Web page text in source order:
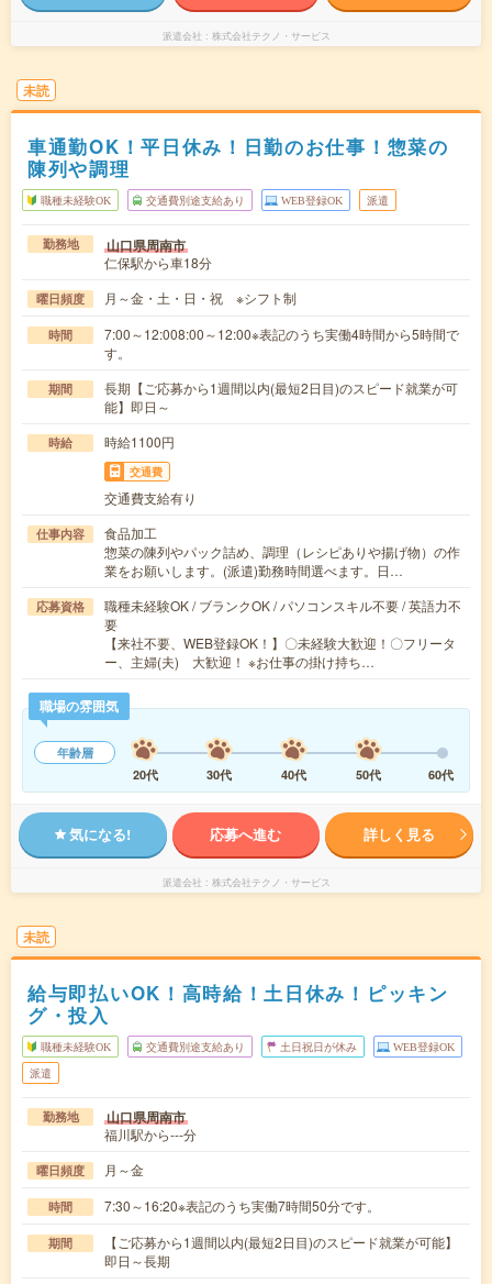
派遣会社 株式会社テクノ・サービス
未読
車通勤OK！平日休み！日勤のお仕事！惣菜の
陳列や調理
職種未経験OK 交通費別途支給あり WEB登録OK 派遣
勤務地 山口県周南市
仁保駅から車18分
曜日頻度 月～金・土・日・祝 ※シフト制
時間
7:00～12:008:00～12:00※表記のうち実働4時間から5時間で
す。
期間
長期【ご応募から1週間以内(最短2日目)のスピード就業が可
能】即日～
時給 時給1100円
交通費
交通費支給有り
仕事内容
食品加工
惣菜の陳列やパック詰め、調理（レシピありや揚げ物）の作
業をお願いします。(派遣)勤務時間選べます。日…
応募資格
職種未経験OK / ブランクOK / パソコンスキル不要 / 英語力不
要
【来社不要、WEB登録OK！】〇未経験大歓迎！〇フリータ
ー、主婦(夫) 大歓迎！ ※お仕事の掛け持ち…
職場の雰囲気
年齢層
20代
30代 40代 50代 60代
気になる! 応募へ進む 詳しく見る
派遣会社 株式会社テクノ・サービス
未読
給与即払いOK！高時給！土日休み！ピッキン
グ・投入
職種未経験OK 交通費別途支給あり 土日祝日が休み WEB登録OK
派遣
勤務地 山口県周南市
福川駅から---分
曜日頻度 月～金
時間 7:30～16:20※表記のうち実働7時間50分です。
期間
【ご応募から1週間以内(最短2日目)のスピード就業が可能】
即日～長期